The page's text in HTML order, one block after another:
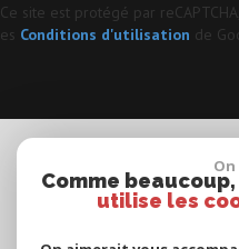
Ce site est protégé par
es Conditions d'utilisation de
Comme
utilise les